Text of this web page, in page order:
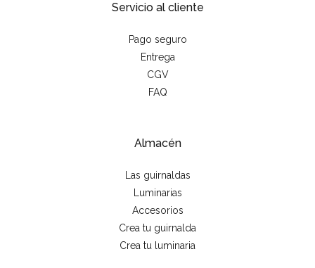
Servicio al cliente
Pago seguro
Entrega
CGV
FAQ
Almacén
Las guirnaldas
Luminarias
Accesorios
Crea tu guirnalda
Crea tu luminaria